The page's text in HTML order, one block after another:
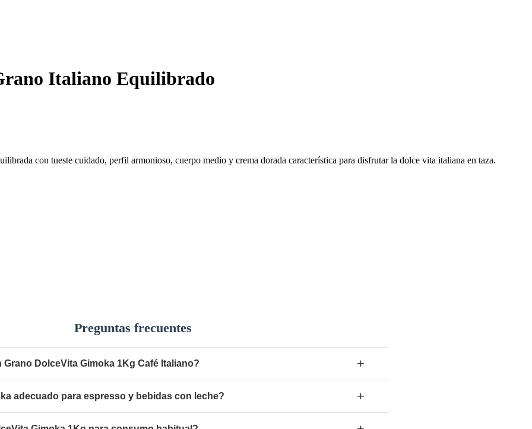
Italiano Equilibrado
con tueste cuidado, perfil armonioso, cuerpo medio y crema dorada característica para disfrutar la dolce vita italiana en taza.
Preguntas frecuentes
Grano DolceVita Gimoka 1Kg Café Italiano? +
adecuado para espresso y bebidas con leche? +